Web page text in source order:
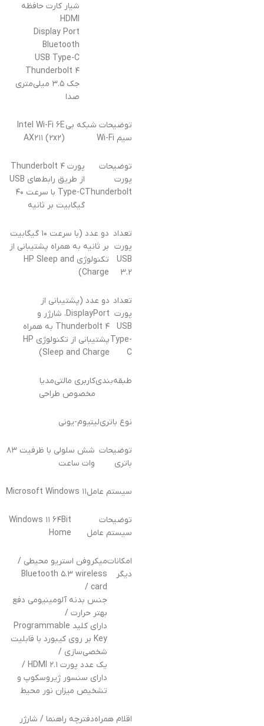
شیار کارت حافظه
HDMI
Display Port
Bluetooth
USB Type-C
Thunderbolt ۴
جک ۳.۵ میلی‌متری
صدا
توضیحات شبکه بی
سیم Wi-Fi
Intel Wi-Fi ۶E
AX۲۱۱ (۲x۲)
توضیحات
پورت
Thunderbolt
پورت Thunderbolt ۴
از طریق رابط‌های USB
Type-C با سرعت ۴۰
گیگابیت بر ثانیه
تعداد
پورت
USB
3.2
دو عدد (با سرعت ۱۰ گیگابیت
بر ثانیه به همراه پشتیبانی از
تکنولوژی HP Sleep and
Charge)
تعداد
پورت
USB
Type-
C
دو عدد (پشتیبانی از
DisplayPort، شارژر و
Thunderbolt ۴ به همراه
پشتیبانی از تکنولوژی HP
Sleep and Charge)
طبقه‌بندیکاربری مالتی‌مدیا
مخصوص طراحی
نوع باتریلیتیوم-یونی
توضیحات
باتری
شش سلولی با ظرفیت ۸۳
وات ساعت
سیستم عاملMicrosoft Windows ۱۱
توضیحات
سیستم عامل
Windows ۱۱ ۶۴Bit
Home
امکانات
دیگر
میکروفن استریو محیطی /
Bluetooth ۵.۳ wireless
card /
جنس بدنه آلومینیومی دفع
بهتر حرارت /
دارای کلید Programmable
Key بر روی کیبورد با قابلیت
شخصی‌سازی /
یک عدد پورت HDMI ۲.۱ /
دارای سنسور ژیروسکوپ و
تشخیص میزان نور محیط
اقلام همراهدفترچه راهنما / شارژر